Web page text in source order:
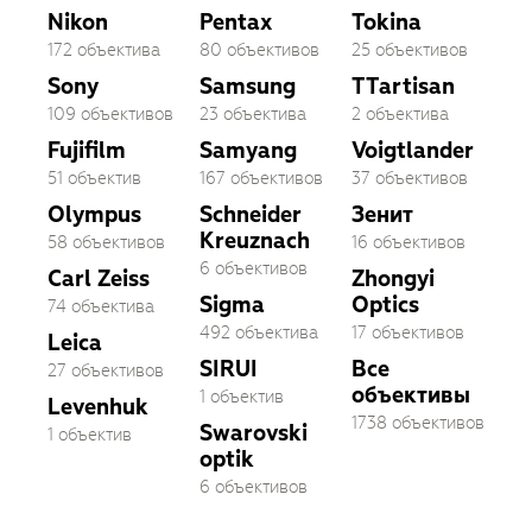
Nikon
172 объектива
Sony
109 объективов
Fujifilm
51 объектив
Olympus
58 объективов
Carl Zeiss
74 объектива
Leica
27 объективов
Levenhuk
1 объектив
Pentax
80 объективов
Samsung
23 объектива
Samyang
167 объективов
Schneider
Kreuznach
6 объективов
Sigma
492 объектива
SIRUI
1 объектив
Swarovski
optik
6 объективов
Tokina
25 объективов
TTartisan
2 объектива
Voigtlander
37 объективов
Зенит
16 объективов
Zhongyi
Optics
17 объективов
Все
объективы
1738 объективов